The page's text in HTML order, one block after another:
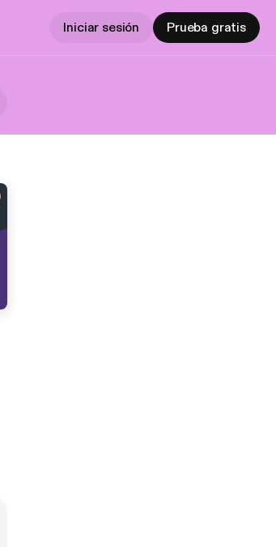
Iniciar sesión Prueba gratis